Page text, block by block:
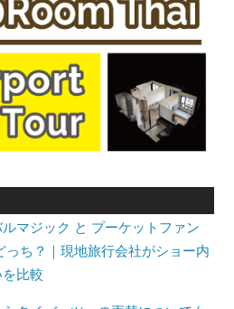
マジック と プーケットファン
っち？｜現地旅行会社がショー内
比較